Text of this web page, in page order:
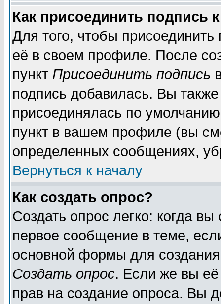
Как присоединить подпись
Для того, чтобы
её в своем профиле. После
пункт Присоединить подпись
подпись добавилась. Вы
присоединялась по
пункт в вашем профиле (вы
определенных сообщениях,
Вернуться к началу
Как создать опрос?
Создать опрос легко: когда
первое сообщение в теме,
основной формы для
Создать опрос. Если же вы её
прав на создание опроса. Вы